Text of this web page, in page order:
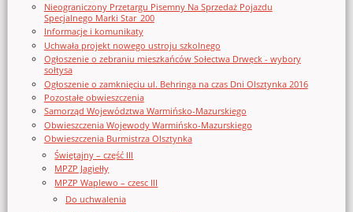
Nieograniczony Przetargu Pisemny Na Sprzedaż Pojazdu
Specjalnego Marki Star_200
Informacje i komunikaty
Uchwała projekt nowego ustroju szkolnego
Ogłoszenie o zebraniu mieszkańców Sołectwa Drwęck - wybory
sołtysa
Ogłoszenie o zamknięciu ul. Behringa na czas Dni Olsztynka 2016
Pozostałe obwieszczenia
Samorząd Województwa Warmińsko-Mazurskiego
Obwieszczenia Wojewody Warmińsko-Mazurskiego
Obwieszczenia Burmistrza Olsztynka
Świętajny – część III
MPZP Jagiełły
MPZP Waplewo – czesc III
Do uchwalenia